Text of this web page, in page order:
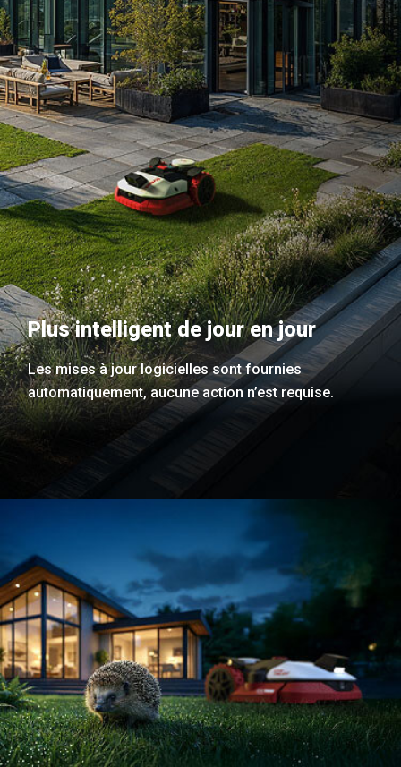
Plus intelligent de jour en jour
Les mises à jour logicielles sont fournies
automatiquement, aucune action n’est requise.